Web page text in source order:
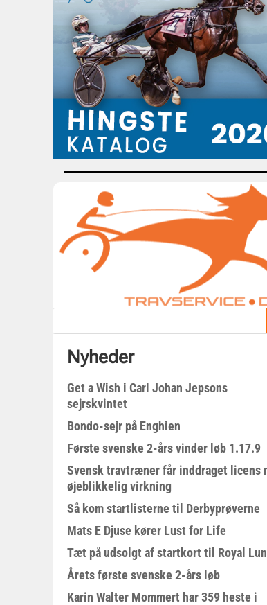
Nyheder
Get a Wish i Carl Johan Jepsons
sejrskvintet
Bondo-sejr på Enghien
Første svenske 2-års vinder løb 1.17.9
Svensk travtræner får inddraget licens
øjeblikkelig virkning
Så kom startlisterne til Derbyprøverne
Mats E Djuse kører Lust for Life
Tæt på udsolgt af startkort til Royal
Årets første svenske 2-års løb
Karin Walter Mommert har 359 heste i